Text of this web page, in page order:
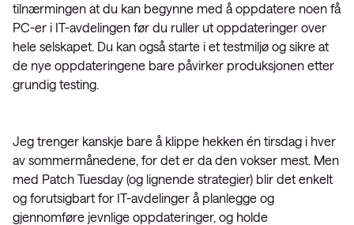
tilnærmingen at du kan begynne med å oppdatere noen få
PC-er i IT-avdelingen før du ruller ut oppdateringer over
hele selskapet. Du kan også starte i et testmiljø og sikre at
de nye oppdateringene bare påvirker produksjonen etter
grundig testing.
Jeg trenger kanskje bare å klippe hekken én tirsdag i hver
av sommermånedene, for det er da den vokser mest. Men
med Patch Tuesday (og lignende strategier) blir det enkelt
og forutsigbart for IT-avdelinger å planlegge og
gjennomføre jevnlige oppdateringer, og holde